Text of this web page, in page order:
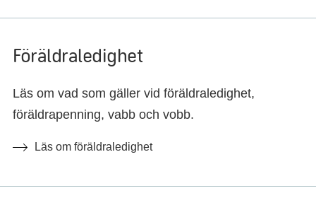
Föräldraledighet
Läs om vad som gäller vid föräldraledighet,
föräldrapenning, vabb och vobb.
Läs om föräldraledighet